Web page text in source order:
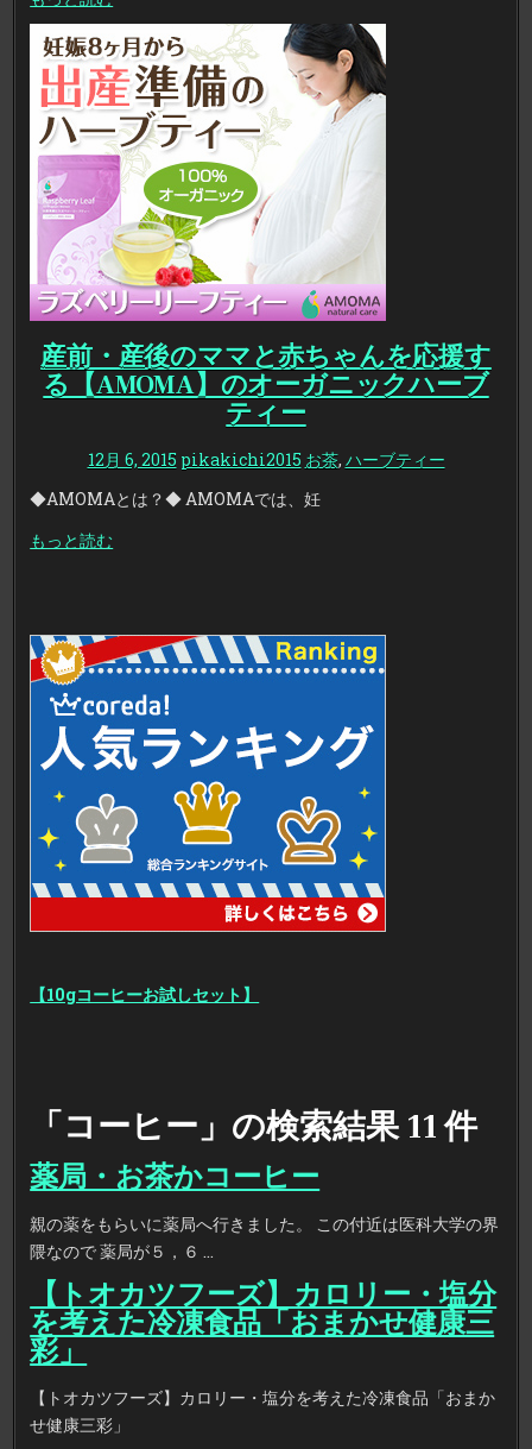
産前・産後のママと赤ちゃんを応援す
る【AMOMA】のオーガニックハーブ
ティー
12月 6, 2015 pikakichi2015 お茶, ハーブティー
◆AMOMAとは？◆ AMOMAでは、妊
もっと読む
【10gコーヒーお試しセット】
「コーヒー」の検索結果 11 件
薬局・お茶かコーヒー
親の薬をもらいに薬局へ行きました。 この付近は医科大学の界
隈なので 薬局が５，６ …
【トオカツフーズ】カロリー・塩分
を考えた冷凍食品「おまかせ健康三
彩」
【トオカツフーズ】カロリー・塩分を考えた冷凍食品「おまか
せ健康三彩」